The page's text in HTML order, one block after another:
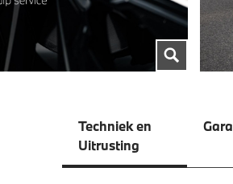
Techniek en
Uitrusting